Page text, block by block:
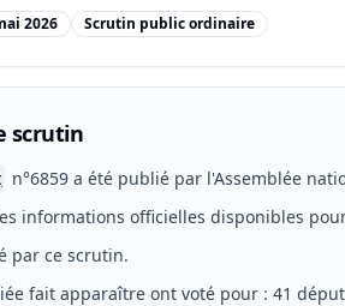
2026 Scrutin public ordinaire
scrutin
n°6859 a été publié par l'Assemblée
informations officielles disponibles
par ce scrutin.
fait apparaître ont voté pour : 41